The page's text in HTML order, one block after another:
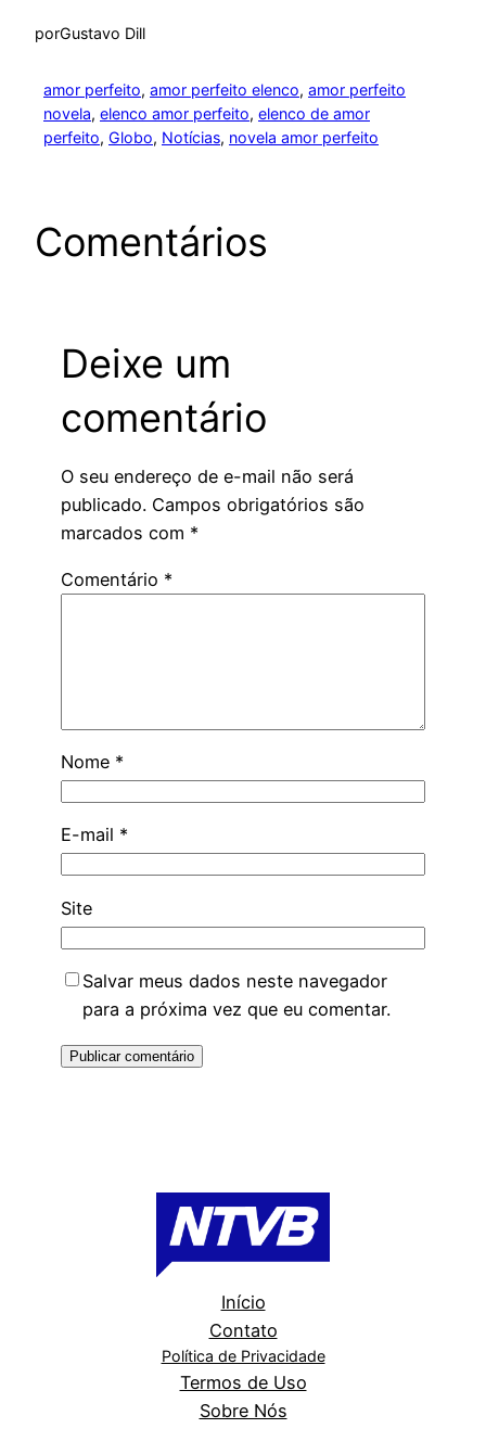
porGustavo Dill
amor perfeito, amor perfeito elenco, amor perfeito
novela, elenco amor perfeito, elenco de amor
perfeito, Globo, Notícias, novela amor perfeito
Comentários
Deixe um
comentário
O seu endereço de e-mail não será
publicado. Campos obrigatórios são
marcados com *
Comentário *
Nome *
E-mail *
Site
Salvar meus dados neste navegador
para a próxima vez que eu comentar.
Início
Contato
Política de Privacidade
Termos de Uso
Sobre Nós